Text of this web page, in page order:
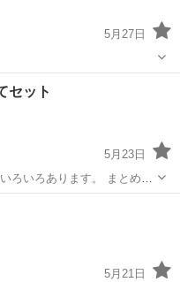
5月27日
ット
5月23日
ろいろあります。 まとめて
5月21日